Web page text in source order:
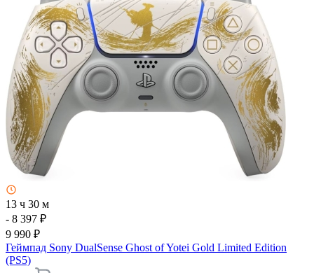
13 ч 30 м
- 8 397 ₽
9 990 ₽
Геймпад Sony DualSense Ghost of Yotei Gold Limited Edition
(PS5)